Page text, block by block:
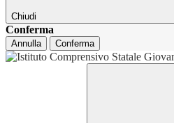
Chiudi
Conferma
Annulla Conferma